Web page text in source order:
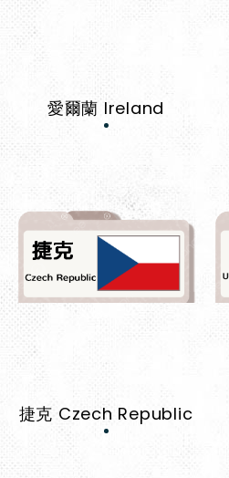
愛爾蘭 Ireland
捷克 Czech Republic